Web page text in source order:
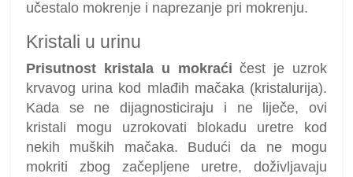
učestalo mokrenje i naprezanje pri mokrenju.
Kristali u urinu
Prisutnost kristala u mokraći čest je uzrok
krvavog urina kod mlađih mačaka (kristalurija).
Kada se ne dijagnosticiraju i ne liječe, ovi
kristali mogu uzrokovati blokadu uretre kod
nekih muških mačaka. Budući da ne mogu
mokriti zbog začepljene uretre, doživljavaju